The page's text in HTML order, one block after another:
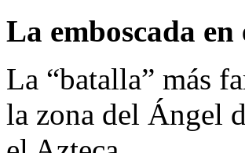
La emboscada
La “batalla” más
la zona del Ángel